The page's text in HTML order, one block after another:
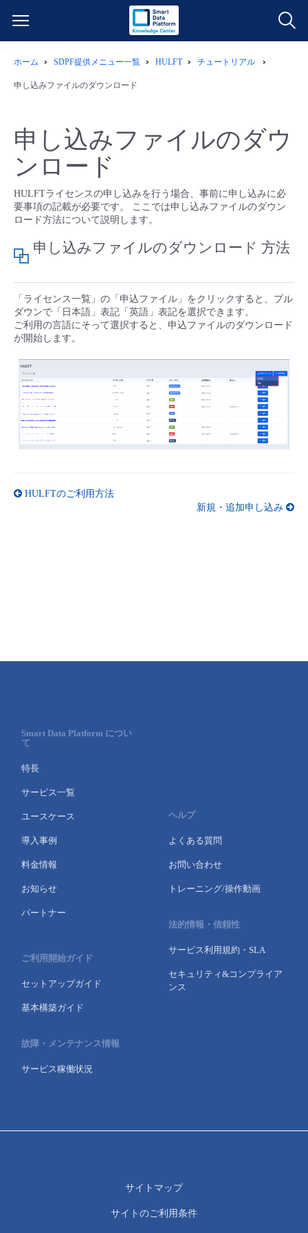
サービス一覧
クラウド/サーバー
IoT
サポート
管理機能
すべてのメニューを見る
データ利活用
ネットワーク
モニタリング/監査
サポート
管理機能
すべてのメニューを見る
料金情報
データ利活用
ネットワーク
IoT
モニタリング/監査
サポート
ご利用開始ガイド
■ 管理機能
■ セットアップガイド
- 初期設定・確認
- ユーザー機能の管理
- セキュリティ・監査
- データと分析
- マルチクラウド利用
- ITインフラストラクチャー
サービス稼働状況
故障/メンテナンス履歴
メンテナンス予定
定期メンテナンス
パートナー
協業パートナー
トレーニング/操作動画
脱炭素化
ホーム SDPF提供メニュー一覧 HULFT チュートリアル
申し込みファイルのダウンロード
申し込みファイルのダウ
ンロード
HULFTライセンスの申し込みを行う場合、事前に申し込みに必
要事項の記載が必要です。 ここでは申し込みファイルのダウン
ロード方法について説明します。
申し込みファイルのダウンロード 方法
「ライセンス一覧」の「申込ファイル」をクリックすると、プル
ダウンで「日本語」表記「英語」表記を選択できます。
ご利用の言語にそって選択すると、申込ファイルのダウンロード
が開始します。
HULFTのご利用方法
新規・追加申し込み
Smart Data Platform につい
て
特長
サービス一覧
ユースケース
導入事例
料金情報
お知らせ
パートナー
ご利用開始ガイド
セットアップガイド
基本構築ガイド
故障・メンテナンス情報
サービス稼働状況
ヘルプ
よくある質問
お問い合わせ
トレーニング/操作動画
法的情報・信頼性
サービス利用規約・SLA
セキュリティ&コンプライア
ンス
サイトマップ
サイトのご利用条件